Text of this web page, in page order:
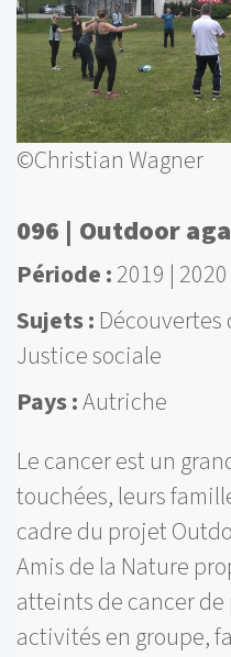
©Christian Wagner
096 | Outdoor
Période 2019 2020
Sujets
Justice sociale
Pays Autriche
Le cancer est un
touchées, leurs
cadre du projet
Amis de la Nature
atteints de cancer
activités en groupe,